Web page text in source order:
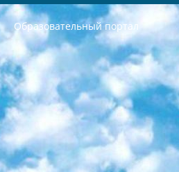
Образовательный портал
РЕСПУБЛИКА УЗБЕКИСТАН МИНИСТРЕРСТВО ДОШКОЛЬНОГО И ШКОЛЬНОГО ОБРАЗОВАНИЯ КОМАНДА в общеобразовательных учреждениях в 2023-2024 учебном году организация и проведение итоговой государственной аттестации обучающихся о Министра дошкольного и школьного образования Республики Узбекистан от 4 марта 2008 года (постановлением Минюста от 20 марта 2008 года № 1778 государственной регистрации) «Итоговое состояние учащихся общего среднего образования на основании положения об утверждении положения об аттестации общего среднего образования выпускной экзамен студентов в образовательных учреждениях в 2023-2024 учебном году В целях организации и прохождения аттестации приказываю: 1. Следующее: перечень предметов, по которым будет проводиться итоговая государственная аттестация и экзамен формы перевода согласно приложению 1; сертификаты международного образца, оценивающие уровень владения иностранными языками перечень согласно приложению 2; 2. Педагогический при специализированных образовательных учреждениях. научно-практический центр квалификации и международной оценки (Д.Давидова) 2024 г. До 25 марта: задания по предметам, по которым будет проводиться итоговая аттестация разработка и утверждение технических условий; итоговая аттестация на основании разработанного предметного задания разработка вопросов по предметам (устно и письменно), экзамен передача; общеобразовательные средние школы и специальные учебные заведения учащиеся выпускных классов школ и интернатов в агентской системе подготовка базы данных экзаменационных материалов и критериев оценки; перевод базы экзаменационных материалов на все языки обучения подать в Республиканский образовательный центр для изготовления; варианты экзаменов на основе разработанных контрольных материалов пусть будут поставлены задачи формирования. 3. Республиканский образовательный центр (Ш.Худайкулов) до 5 апреля 2024 года. до: база данных предоставленных экзаменационных материалов на все языки обучения перевод и экспертиза; для слепых, слабовидящих, глухих, слабослышащих и умственно отсталых детей учащиеся выпускных классов специализированных школ и школ-интернатов база данных экзаменационных материалов на всех преподаваемых языках подготовка критериев оценки; специализированные школы для умственно отсталых детей и технологии для учащихся выпускных классов школ-интернатов разработка соответствующих рекомендаций и критериев проведения ЕГЭ по естествознанию давать задания. 4. Педагогический при специализированных образовательных учреждениях. Научно-практический центр навыков и международной оценки (Д.Давидова), Республика образовательный центр (Худайкулов Ш.) итоговый государственный аттестационный экзамен ориентирован на творческое и логическое мышление при подготовке базы материалов учитывать введение заданий. 5. Следует отметить, что: сертификат государственного образца о знании общеобразовательного предмета и как минимум национальный уровень B1 по предметам на иностранных языках, указанным в Приложении 2. или международно признанный сертификат эквивалентного уровня студенты, изучающие определенный предмет, освобождаются от экзамена; по соответствующим предметам запланирована итоговая государственная аттестация за день до дня, путем жеребьевки Рабочей группой (в письменной форме по предметам, проводимым в форме) из числа сформированных вариантов выбрано 2 варианта; 2 выбранных варианта экзамена анонсированы на официальном сайте министерства и все выпускники по всей стране на основе этих вариантов проводит итоговую государственную аттестацию. 6. Государственное образование учащихся средних общеобразовательных учреждений. знания в соответствии с квалификационными требованиями, которые необходимо приобрести на основании стандартов итоговый (выпускной) контроль для 9 и 11 классов в целях тестирования Экзамены (далее – экзамены) состоят из предметов, перечисленных в приложении 1. будет сделано. 7. Экзамены пройдут с 26 мая по 15 июня 2024 г. (кроме науки физического воспитания). 8. Физическая для учащихся 9 классов общесредних образовательных учреждений. Экзамены по предмету «Образование, квалификация медицина» 1-6 мая 2024 года. сотрудники перевести под присмотр (с отклонениями в физическом или умственном развитии) специализированная школа для детей, школы-интернаты и со сколиозом школы-интернаты санаторного типа для больных детей исключены). 9. Он был слепым, слабовидящим и имел нарушения опорно-двигательного аппарата. экзамены в специализированных школах и интернатах для детей должны проводиться исходя из требований, предъявляемых к общеобразовательным учреждениям (физкультура кроме науки). 10. Специализированная школа для глухих и слабослышащих детей. и экзамены в интернатах и быть реализован в виде письменного теста по математике. 11. Специальность для умственно отсталых детей. Для 9 класса Родной язык и литературное письмо Государственный язык (язык обучения – узбекский). для неклассов) написано Математическое письмо Письменная/устная история Узбекистана Физическое воспитание практично Итоговый контроль Для 11 класса Написание родного языка и литературы (эссе) Математическое письмо Узбекский язык (обучение на узбекском языке) не посещающее общее среднее образование для учреждений)/Образовательное учреждение выбор письменный и устный Иностранный язык письменный/устный Письменная/устная история Узбекистана *По выбору студента:  Химия  Физика  Основы государственного права  География 10 бесплатных образовательных ресурсов - Мы составили подборку онлайн-проектов с интерактивными упражнениями, видеолекциями и статьями. Они помогут вам обрести новые и освежить старые знания бесплатно. 1. «ИНТУИТ» Старейшая образовательная площадка Рунета. Здесь вы найдёте сотни текстовых и видеокурсов на десятки различных тем — от программирования до психологии. Многие курсы подготовлены российскими университетами и крупными международными компаниями вроде Intel и Microsoft. Самостоятельное обучение бесплатное, но желающие могут оплатить услуги персональных наставников. 2. «Смартия» знакомит с актуальными профессиями и подсказывает, как им обучаться. Выбрав заинтересовавшую вас специальность — SMM-специалист, фотограф, веб-дизайнер или другую, — увидите список необходимых для неё умений. Чтобы вы могли освоить их самостоятельно, для каждого умения площадка отображает подборку ссылок на учебные материалы. Хотя «Смартия» ориентируется на русскоязычную аудиторию, часть контента всё же доступна только на английском. 3. «Лекторий Физтеха» Проект Московского физико-технического института (Физтеха). С его помощью вы можете смотреть онлайн серии лекций, записанные на видео в этом вузе. В числе доступных предметов — физика, биология, химия, информационные технологии и другие. К некоторым лекциям администрация ресурса прилагает готовые конспекты, которые можно скачивать в PDF-формате. 4. ITMOcourses Онлайн-площадка Санкт-Петербургского национального исследовательского университета информационных технологий, механики и оптики (ИТМО). Ресурс предоставляет свободный